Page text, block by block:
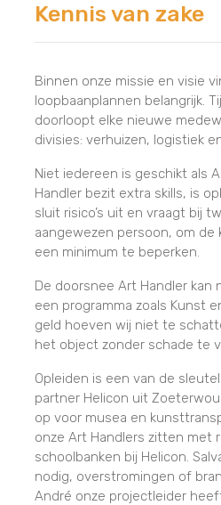
Kennis van zake
Binnen onze missie en visie
loopbaanplannen belangrijk.
doorloopt elke nieuwe
divisies: verhuizen, logistiek
Niet iedereen is geschikt als
Handler bezit extra skills, is
sluit risico’s uit en vraagt bij
aangewezen persoon, om
een minimum te beperken.
De doorsnee Art Handler kan
een programma zoals Kunst
geld hoeven wij niet te
het object zonder schade te
Opleiden is een van de
partner Helicon uit
op voor musea en
onze Art Handlers zitten met
schoolbanken bij Helicon.
nodig, overstromingen of
André onze projectleider